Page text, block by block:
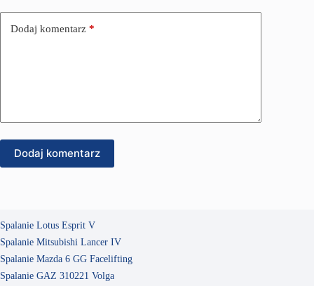
Dodaj komentarz *
Dodaj komentarz
Spalanie Lotus Esprit V
Spalanie Mitsubishi Lancer IV
Spalanie Mazda 6 GG Facelifting
Spalanie GAZ 310221 Volga